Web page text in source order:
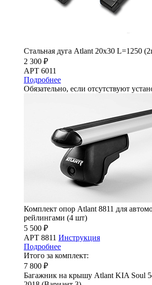
Стальная дуга Atlant 20х30 L=1250
2 300 ₽
АРТ 6011
Подробнее
Обязательно, если отсутствуют
Комплект опор Atlant 8811 для
рейлингами (4 шт)
5 500 ₽
АРТ 8811 Инструкция
Подробнее
Итого за комплект:
7 800 ₽
Багажник на крышу Atlant KIA Soul